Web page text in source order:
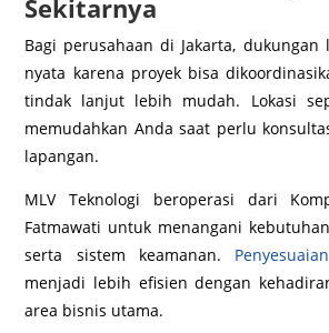
Sekitarnya
Bagi perusahaan di Jakarta,
nyata karena proyek bisa
tindak lanjut lebih mudah. Lokasi
memudahkan Anda saat perlu
lapangan.
MLV Teknologi beroperasi dari
Fatmawati untuk menangani
serta sistem keamanan.
menjadi lebih efisien dengan
area bisnis utama.